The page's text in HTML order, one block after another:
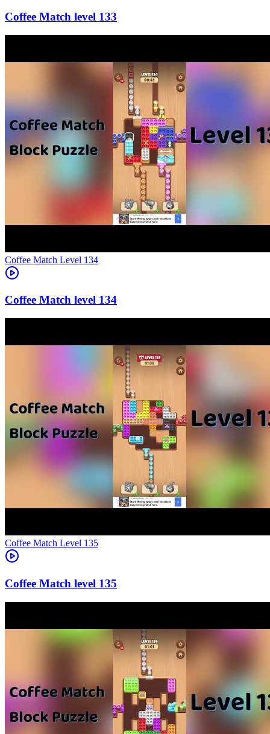
133
Level 134
134
Level 135
135